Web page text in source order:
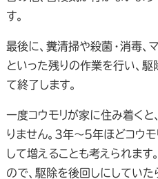
す。
最後に、糞清掃や殺菌・消毒、
といった残りの作業を行い、
て終了します。
一度コウモリが家に住み着くと
りません。3年〜5年ほどコウ
して増えることも考えられま
ので、駆除を後回しにしてい